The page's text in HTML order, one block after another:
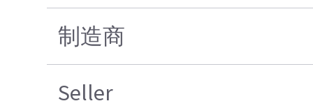
制造商
Seller